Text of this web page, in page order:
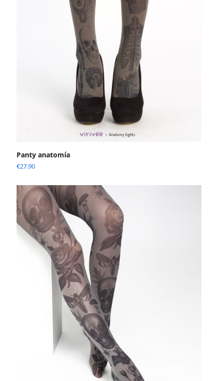
Panty anatomía
€27.90